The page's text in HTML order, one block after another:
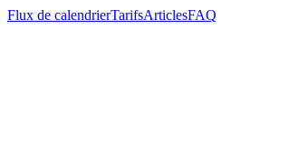
Flux de calendrierTarifsArticlesFAQ